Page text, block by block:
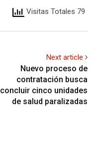
Visitas Totales 79
Next article
Nuevo proceso de
contratación busca
concluir cinco unidades
de salud paralizadas